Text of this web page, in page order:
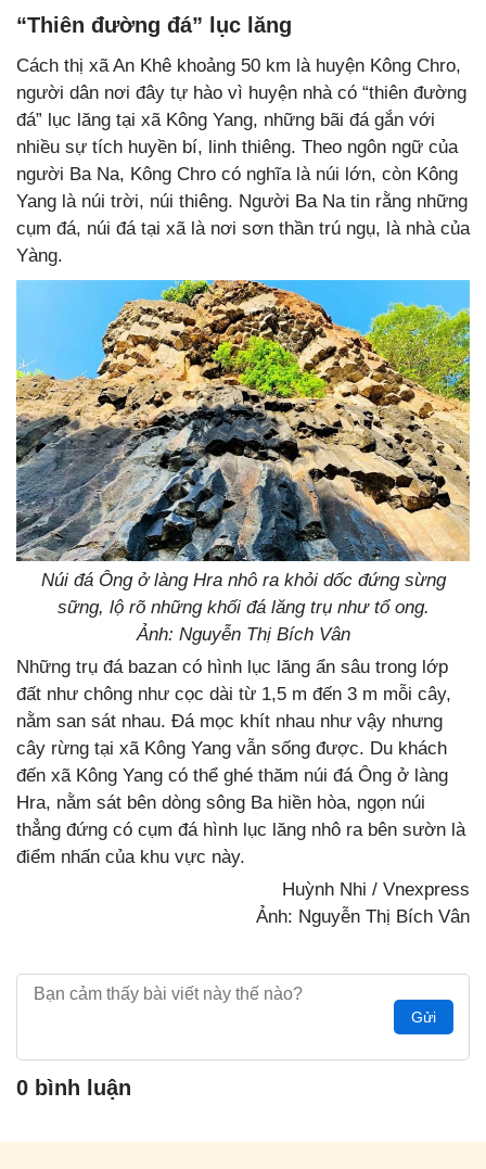
“Thiên đường đá” lục lăng
Cách thị xã An Khê khoảng 50 km là huyện Kông Chro,
người dân nơi đây tự hào vì huyện nhà có “thiên đường
đá” lục lăng tại xã Kông Yang, những bãi đá gắn với
nhiều sự tích huyền bí, linh thiêng. Theo ngôn ngữ của
người Ba Na, Kông Chro có nghĩa là núi lớn, còn Kông
Yang là núi trời, núi thiêng. Người Ba Na tin rằng những
cụm đá, núi đá tại xã là nơi sơn thần trú ngụ, là nhà của
Yàng.
Núi đá Ông ở làng Hra nhô ra khỏi dốc đứng sừng
sững, lộ rõ những khối đá lăng trụ như tổ ong.
Ảnh: Nguyễn Thị Bích Vân
Những trụ đá bazan có hình lục lăng ẩn sâu trong lớp
đất như chông như cọc dài từ 1,5 m đến 3 m mỗi cây,
nằm san sát nhau. Đá mọc khít nhau như vậy nhưng
cây rừng tại xã Kông Yang vẫn sống được. Du khách
đến xã Kông Yang có thể ghé thăm núi đá Ông ở làng
Hra, nằm sát bên dòng sông Ba hiền hòa, ngọn núi
thẳng đứng có cụm đá hình lục lăng nhô ra bên sườn là
điểm nhấn của khu vực này.
Huỳnh Nhi / Vnexpress
Ảnh: Nguyễn Thị Bích Vân
Gửi
0 bình luận